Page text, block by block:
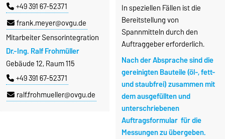
+49 391 67-52371
frank.meyer@ovgu.de
Mitarbeiter Sensorintegration
Dr.-Ing. Ralf Frohmüller
Gebäude 12, Raum 115
+49 391 67-52371
ralf.frohmueller@ovgu.de
In speziellen Fällen ist die
Bereitstellung von
Spannmitteln durch den
Auftraggeber erforderlich.
Nach der Absprache sind die
gereinigten Bauteile (öl-, fett-
und staubfrei) zusammen mit
dem ausgefüllten und
unterschriebenen
Auftragsformular für die
Messungen zu übergeben.